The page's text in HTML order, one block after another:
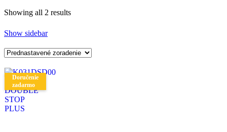
Showing all 2 results
Show sidebar
Doručenie
zadarmo